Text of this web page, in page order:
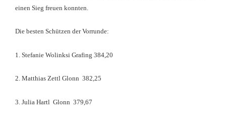
einen Sieg freuen konnten.
Die besten Schützen der Vorrunde:
1. Stefanie Wolinksi Grafing 384,20
2. Matthias Zettl Glonn 382,25
3. Julia Hartl Glonn 379,67